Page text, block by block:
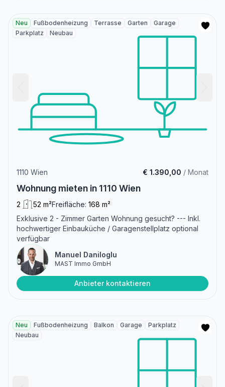
Neu Fußbodenheizung Terrasse Garten
Garage
Parkplatz
Neubau
1110 Wien € 1.390,00 / Monat
Wohnung mieten in 1110 Wien
2 52 m²Freifläche: 168 m²
Exklusive 2 - Zimmer Garten Wohnung gesucht? --- Inkl.
hochwertiger Einbauküche / Garagenstellplatz optional
verfügbar
Manuel Daniloglu
MAST Immo GmbH
Anbieter kontaktieren
Neu Fußbodenheizung Balkon Garage
Parkplatz
Neubau